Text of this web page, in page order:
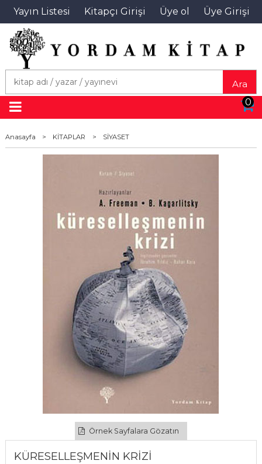
Yayın Listesi Kitapçı Girişi Üye ol Üye Girişi
Ara
0
Anasayfa > KİTAPLAR > SİYASET
Örnek Sayfalara Gözatın
KÜRESELLEŞMENİN KRİZİ